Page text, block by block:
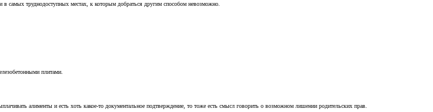
самых труднодоступных местах, к которым добраться другим способом невозможно.
плитами.
алименты и есть хоть какое-то документальное подтверждение, то тоже есть смысл говорить о возможном лишении родительских прав.